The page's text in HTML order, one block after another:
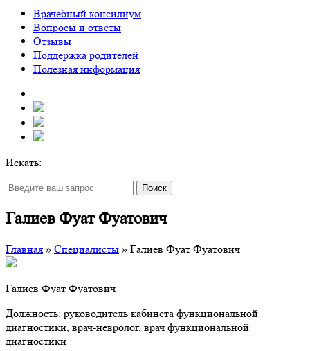
Врачебный консилиум
Вопросы и ответы
Отзывы
Поддержка родителей
Полезная информация
Искать:
Поиск
Галиев Фуат Фуатович
Главная » Специалисты » Галиев Фуат Фуатович
Галиев Фуат Фуатович
Должность: руководитель кабинета функциональной
диагностики, врач-невролог, врач функциональной
диагностики